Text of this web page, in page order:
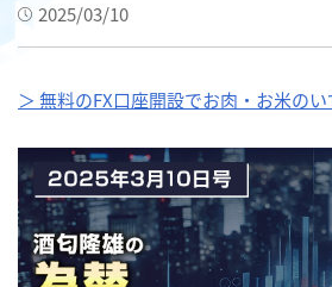
2025/03/10
＞ 無料のFX口座開設でお肉・お米のい